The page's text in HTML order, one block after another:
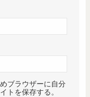
ブラウザーに自分
トを保存する。